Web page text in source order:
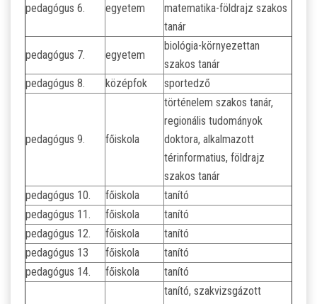
pedagógus 6. egyetem
matematika-földrajz szakos
tanár
pedagógus 7. egyetem
biológia-környezettan
szakos tanár
pedagógus 8.
középfok sportedző
pedagógus 9. főiskola
történelem szakos tanár,
regionális tudományok
doktora, alkalmazott
térinformatius, földrajz
szakos tanár
pedagógus 10.
főiskola
tanító
pedagógus 11.
főiskola
tanító
pedagógus 12.
főiskola
tanító
pedagógus 13
főiskola
tanító
pedagógus 14.
főiskola tanító
tanító, szakvizsgázott